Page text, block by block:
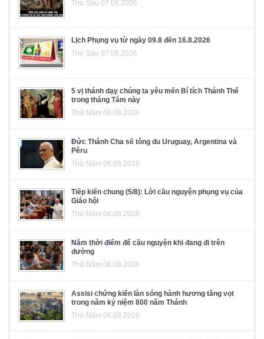
Thứ Sáu 07.08.2026
Lịch Phụng vụ từ ngày 09.8 đến 16.8.2026
Thứ Sáu 07.08.2026
5 vị thánh dạy chúng ta yêu mến Bí tích Thánh Thể
trong tháng Tám này
Thứ Năm 06.08.2026
Đức Thánh Cha sẽ tông du Uruguay, Argentina và
Pêru
Thứ Năm 06.08.2026
Tiếp kiến chung (5/8): Lời cầu nguyện phụng vụ của
Giáo hội
Thứ Năm 06.08.2026
Năm thời điểm để cầu nguyện khi đang đi trên
đường
Thứ Năm 06.08.2026
Assisi chứng kiến làn sóng hành hương tăng vọt
trong năm kỷ niệm 800 năm Thánh
Thứ Năm 06.08.2026